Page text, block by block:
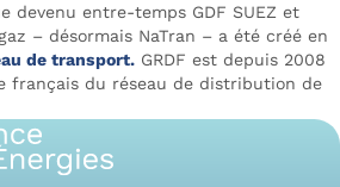
devenu entre-temps GDF SUEZ et
– désormais NaTran – a été créé en
de transport. GRDF est depuis 2008
français du réseau de distribution de